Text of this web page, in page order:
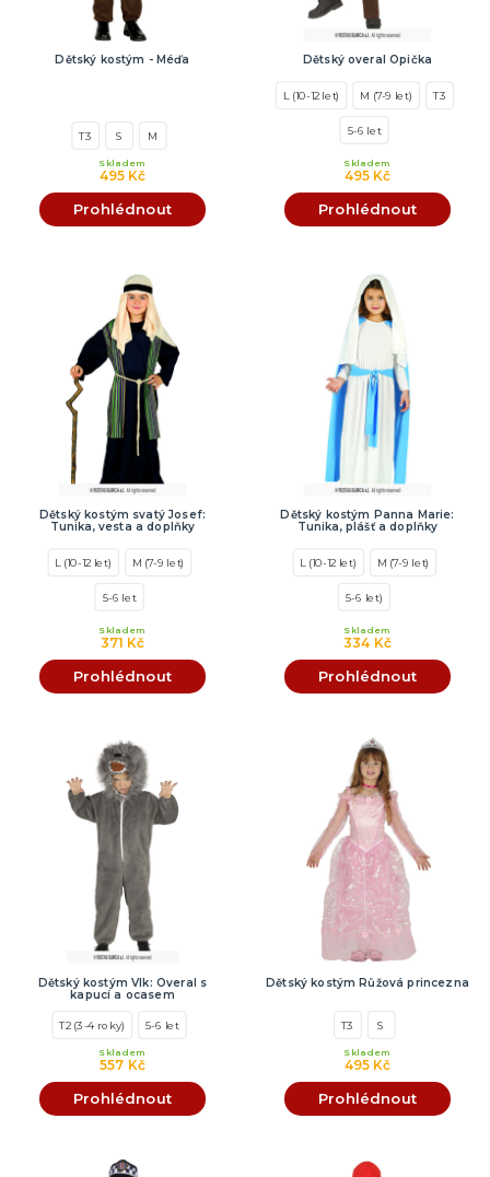
Dětský kostým - Méďa
T3 S M
495 Kč
Skladem
Prohlédnout
Dětský overal Opička
L (10-12 let) M (7-9 let) T3
5-6 let
495 Kč
Skladem
Prohlédnout
Dětský kostým svatý Josef:
Tunika, vesta a doplňky
L (10-12 let) M (7-9 let)
5-6 let
371 Kč
Skladem
Prohlédnout
Dětský kostým Panna Marie:
Tunika, plášť a doplňky
L (10-12 let) M (7-9 let)
5-6 let)
334 Kč
Skladem
Prohlédnout
Dětský kostým Vlk: Overal s
kapucí a ocasem
T2 (3-4 roky) 5-6 let
557 Kč
Skladem
Prohlédnout
Dětský kostým Růžová princezna
T3 S
495 Kč
Skladem
Prohlédnout